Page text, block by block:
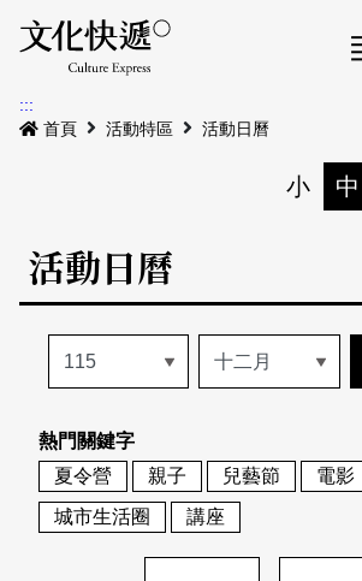
最新公告
本期專題
歷史專題
活動特區
活動列表
地圖搜尋
關於我們
關於我們
刊物索取地點
會員基本資料
刊登活動
網站導覽
日本語
:::
首頁
活動特區 活動日曆
小 中
活動日曆
熱門關鍵字
夏令營
親子 兒藝節
電影
城市生活圈
講座